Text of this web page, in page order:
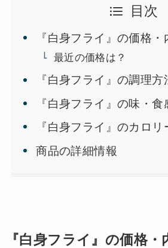
目次
『白身フライ』の価格・
最近の価格は？
『白身フライ』の調理方
『白身フライ』の味・食
『白身フライ』のカロリ
商品の詳細情報
『白身フライ』の価格・